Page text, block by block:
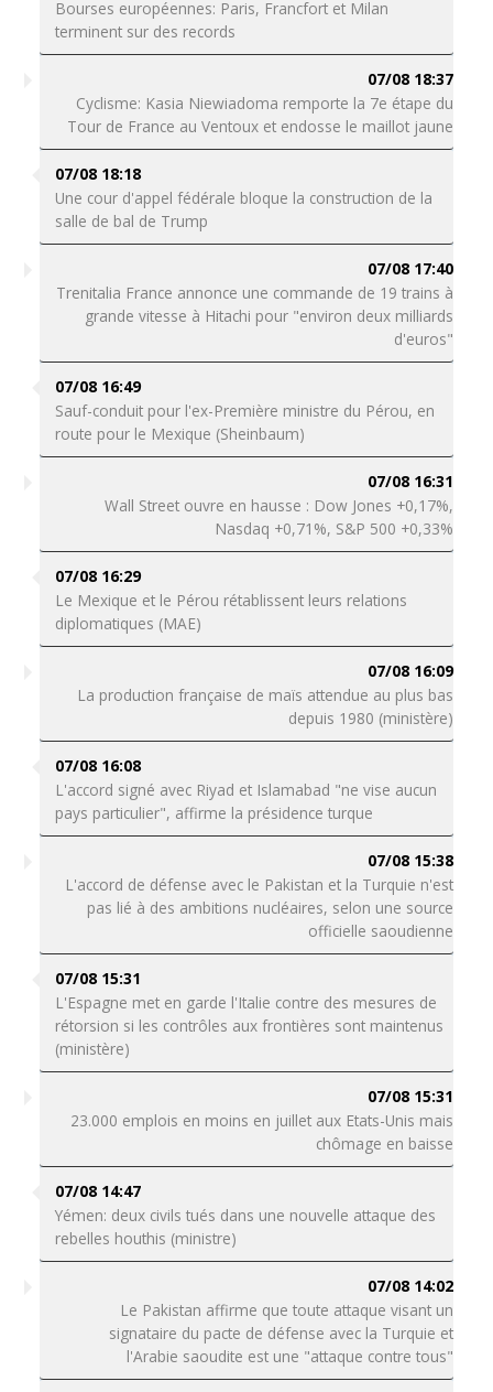
Bourses européennes: Paris, Francfort et Milan
terminent sur des records
07/08 18:37
Cyclisme: Kasia Niewiadoma remporte la 7e étape du
Tour de France au Ventoux et endosse le maillot jaune
07/08 18:18
Une cour d'appel fédérale bloque la construction de la
salle de bal de Trump
07/08 17:40
Trenitalia France annonce une commande de 19 trains à
grande vitesse à Hitachi pour "environ deux milliards
d'euros"
07/08 16:49
Sauf-conduit pour l'ex-Première ministre du Pérou, en
route pour le Mexique (Sheinbaum)
07/08 16:31
Wall Street ouvre en hausse : Dow Jones +0,17%,
Nasdaq +0,71%, S&P 500 +0,33%
07/08 16:29
Le Mexique et le Pérou rétablissent leurs relations
diplomatiques (MAE)
07/08 16:09
La production française de maïs attendue au plus bas
depuis 1980 (ministère)
07/08 16:08
L'accord signé avec Riyad et Islamabad "ne vise aucun
pays particulier", affirme la présidence turque
07/08 15:38
L'accord de défense avec le Pakistan et la Turquie n'est
pas lié à des ambitions nucléaires, selon une source
officielle saoudienne
07/08 15:31
L'Espagne met en garde l'Italie contre des mesures de
rétorsion si les contrôles aux frontières sont maintenus
(ministère)
07/08 15:31
23.000 emplois en moins en juillet aux Etats-Unis mais
chômage en baisse
07/08 14:47
Yémen: deux civils tués dans une nouvelle attaque des
rebelles houthis (ministre)
07/08 14:02
Le Pakistan affirme que toute attaque visant un
signataire du pacte de défense avec la Turquie et
l'Arabie saoudite est une "attaque contre tous"